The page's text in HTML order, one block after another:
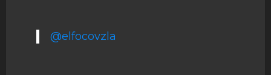
@elfocovzla